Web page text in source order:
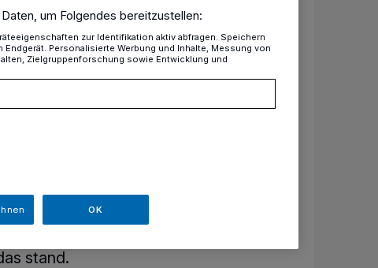
Blau-
in Erkrath für
Fairness stehen
stand.
um Folgendes bereitzustellen:
zur Identifikation aktiv abfragen. Speichern
Personalisierte Werbung und Inhalte, Messung von
Zielgruppenforschung sowie Entwicklung und
OK